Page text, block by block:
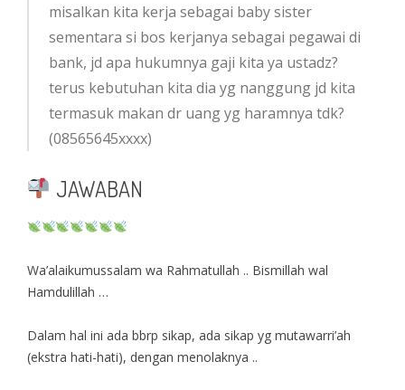
misalkan kita kerja sebagai baby sister
sementara si bos kerjanya sebagai pegawai di
bank, jd apa hukumnya gaji kita ya ustadz?
terus kebutuhan kita dia yg nanggung jd kita
termasuk makan dr uang yg haramnya tdk?
(08565645xxxx)
JAWABAN
Wa’alaikumussalam wa Rahmatullah .. Bismillah wal
Hamdulillah …
Dalam hal ini ada bbrp sikap, ada sikap yg mutawarri’ah
(ekstra hati-hati), dengan menolaknya ..